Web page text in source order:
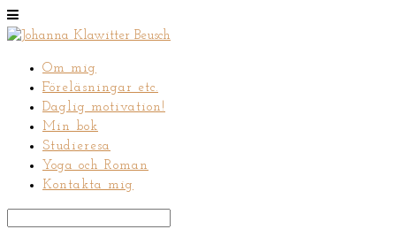
Om mig
Föreläsningar etc.
Daglig motivation!
Min bok
Studieresa
Yoga och Roman
Kontakta mig